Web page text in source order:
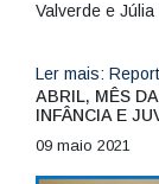
Valverde e Júlia
Ler mais:
ABRIL, MÊS
INFÂNCIA E
09 maio 2021